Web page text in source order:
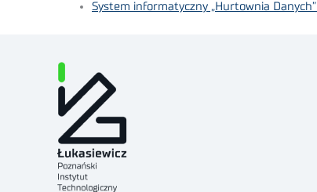
System informatyczny „Hurtownia Danych”